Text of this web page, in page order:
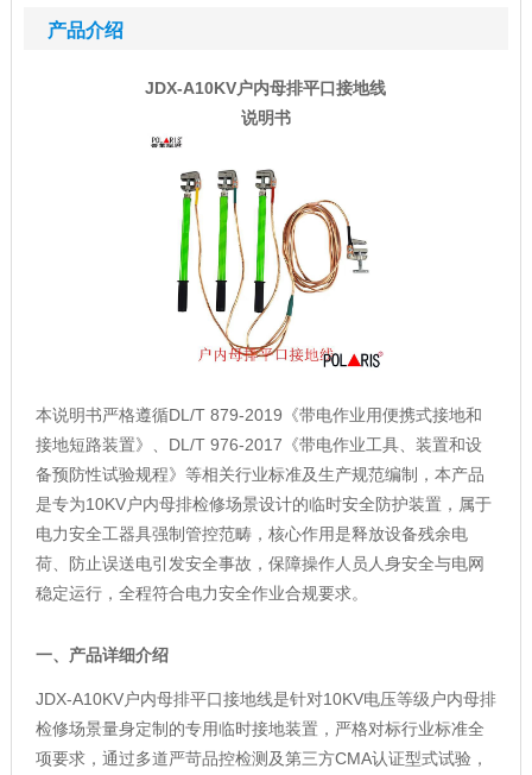
产品介绍
JDX-A10KV户内母排平口接地线
说明书
本说明书严格遵循DL/T 879-2019《带电作业用便携式接地和
接地短路装置》、DL/T 976-2017《带电作业工具、装置和设
备预防性试验规程》等相关行业标准及生产规范编制，本产品
是专为10KV户内母排检修场景设计的临时安全防护装置，属于
电力安全工器具强制管控范畴，核心作用是释放设备残余电
荷、防止误送电引发安全事故，保障操作人员人身安全与电网
稳定运行，全程符合电力安全作业合规要求。
一、产品详细介绍
JDX-A10KV户内母排平口接地线是针对10KV电压等级户内母排
检修场景量身定制的专用临时接地装置，严格对标行业标准全
项要求，通过多道严苛品控检测及第三方CMA认证型式试验，